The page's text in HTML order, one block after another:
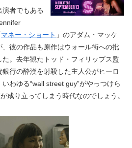
者でもある
マネー・ショート 」のアダム・マッケ
彼の作品も原作はウォール街への批
。去年観たトッド・フィリップス監
銀行の酔漢を射殺した主人公がヒーロ
わゆる“wall street guy”がやっつけら
成り立ってしまう時代なのでしょう。